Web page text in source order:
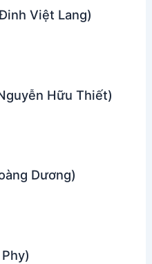
Việt Lang)
Hữu Thiết)
Dương)